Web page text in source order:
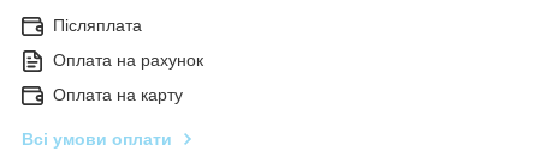
Післяплата
Оплата на рахунок
Оплата на карту
Всі умови оплати